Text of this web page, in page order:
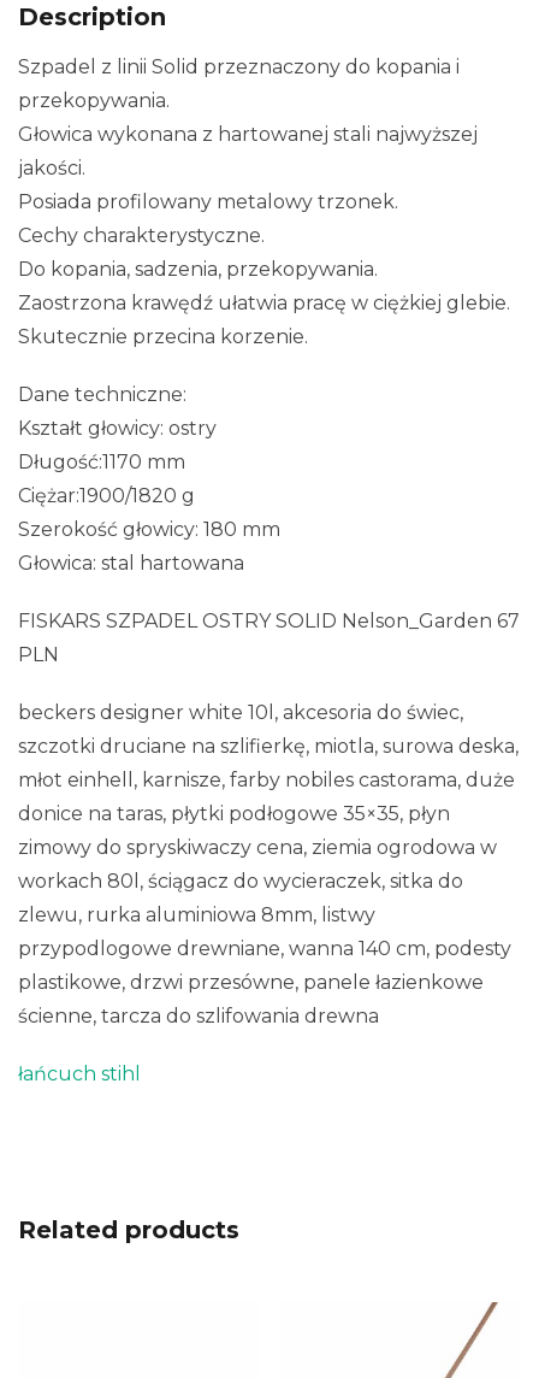
Description
Szpadel z linii Solid przeznaczony do kopania i
przekopywania.
Głowica wykonana z hartowanej stali najwyższej
jakości.
Posiada profilowany metalowy trzonek.
Cechy charakterystyczne.
Do kopania, sadzenia, przekopywania.
Zaostrzona krawędź ułatwia pracę w ciężkiej glebie.
Skutecznie przecina korzenie.
Dane techniczne:
Kształt głowicy: ostry
Długość:1170 mm
Ciężar:1900/1820 g
Szerokość głowicy: 180 mm
Głowica: stal hartowana
FISKARS SZPADEL OSTRY SOLID Nelson_Garden 67
PLN
beckers designer white 10l, akcesoria do świec,
szczotki druciane na szlifierkę, miotla, surowa deska,
młot einhell, karnisze, farby nobiles castorama, duże
donice na taras, płytki podłogowe 35×35, płyn
zimowy do spryskiwaczy cena, ziemia ogrodowa w
workach 80l, ściągacz do wycieraczek, sitka do
zlewu, rurka aluminiowa 8mm, listwy
przypodlogowe drewniane, wanna 140 cm, podesty
plastikowe, drzwi przesówne, panele łazienkowe
ścienne, tarcza do szlifowania drewna
łańcuch stihl
Related products